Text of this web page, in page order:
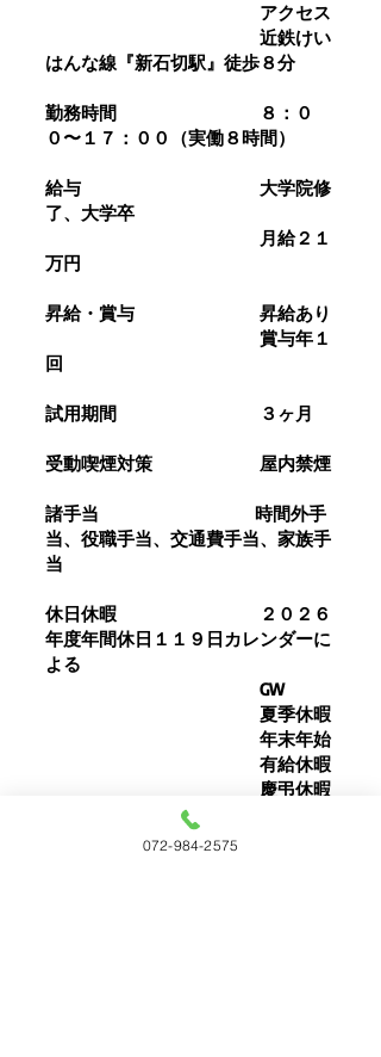
アクセス
近鉄けい
はんな線『新石切駅』徒歩８分
勤務時間 ８：０
０〜１７：００（実働８時間）
給与 大学院修
了、大学卒
月給２１
万円
昇給・賞与 昇給あり
賞与年１
回
試用期間 ３ヶ月
受動喫煙対策 屋内禁煙
​諸手当 時間外手
当、役職手当、交通費手当、家族手
当
休日休暇 ２０２６
年度年間休日１１９日カレンダーに
よる
GW
夏季休暇
年末年始
有給休暇
慶弔休暇
社会保険 各種社会
072-984-2575